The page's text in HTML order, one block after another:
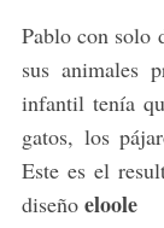
Pablo con solo
sus animales
infantil tenía
gatos, los
Este es el
diseño eloole